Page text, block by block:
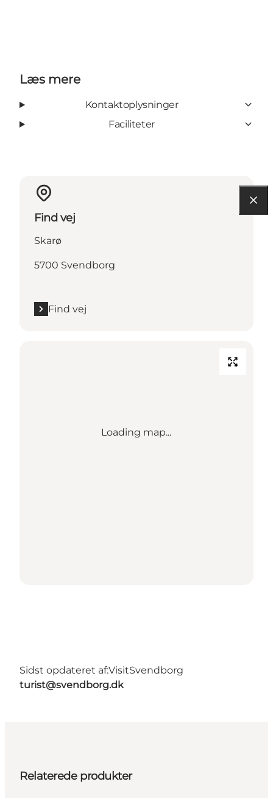
Læs mere
Kontaktoplysninger
Faciliteter
Find vej
Skarø
5700 Svendborg
Find vej
Loading map...
Sidst opdateret af:VisitSvendborg
turist@svendborg.dk
Relaterede produkter